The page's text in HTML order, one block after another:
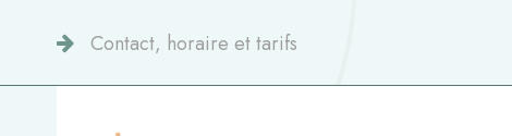
Contact, horaire et tarifs